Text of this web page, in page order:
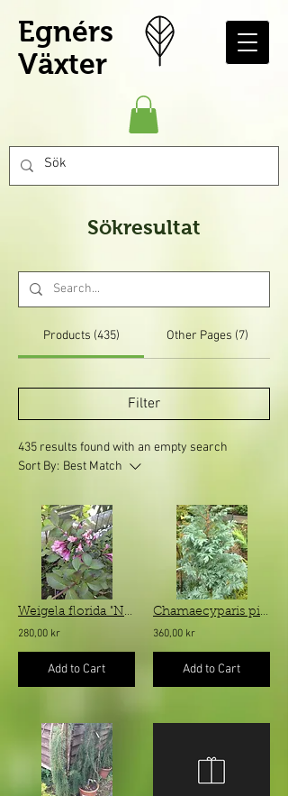
Egnérs
Växter
Sökresultat
Products (435) Other Pages (7)
Filter
435 results found with an empty search
Sort By: Best Match
Weigela florida "Nana Purpurea" - rödbladig dvärgprakttry
280,00 kr
Add to Cart
Chamaecyparis pisifera "Boulevard" - silvergrå låg ärtcypress
360,00 kr
Add to Cart